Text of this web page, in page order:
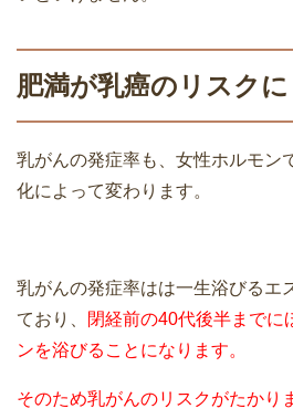
肥満が乳癌のリスクに
乳がんの発症率も、女性ホルモン
化によって変わります。
乳がんの発症率はは一生浴びるエ
ており、
閉経前の40代後半までに
ンを浴びることになります。
そのため乳がんのリスクがたかり